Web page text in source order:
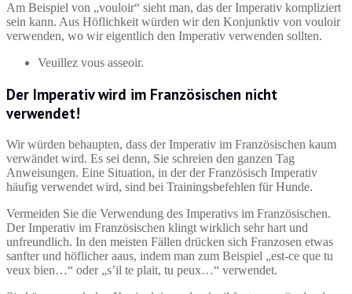
Am Beispiel von „vouloir“ sieht man, das der Imperativ kompliziert
sein kann. Aus Höflichkeit würden wir den Konjunktiv von vouloir
verwenden, wo wir eigentlich den Imperativ verwenden sollten.
Veuillez vous asseoir.
Der Imperativ wird im Französischen nicht
verwendet!
Wir würden behaupten, dass der Imperativ im Französischen kaum
verwändet wird. Es sei denn, Sie schreien den ganzen Tag
Anweisungen. Eine Situation, in der der Französisch Imperativ
häufig verwendet wird, sind bei Trainingsbefehlen für Hunde.
Vermeiden Sie die Verwendung des Imperativs im Französischen.
Der Imperativ im Französischen klingt wirklich sehr hart und
unfreundlich. In den meisten Fällen drücken sich Franzosen etwas
sanfter und höflicher aaus, indem man zum Beispiel „est-ce que tu
veux bien…“ oder „s’il te plait, tu peux…“ verwendet.